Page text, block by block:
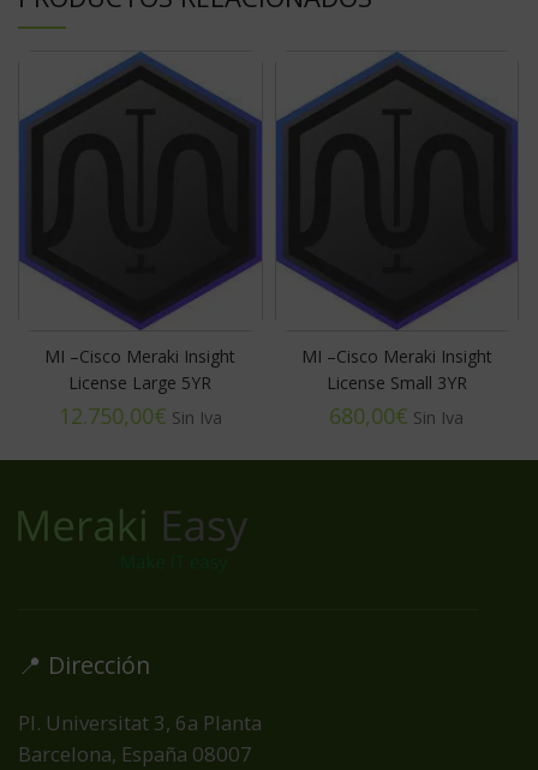
MI –Cisco Meraki Insight
License Large 5YR
€
MI –Cisco Meraki Insight
License Small 3YR
€
📍 Dirección
Pl. Universitat 3, 6a Planta
Barcelona, España 08007